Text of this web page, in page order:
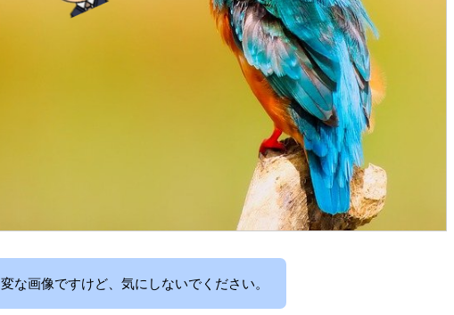
変な画像ですけど、気にしないでください。